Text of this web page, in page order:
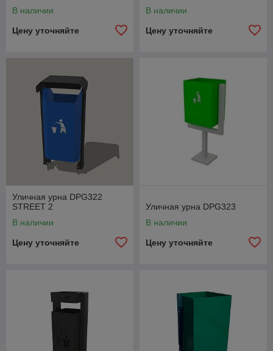
В наличии
Цену уточняйте
В наличии
Цену уточняйте
Уличная урна DPG322
STREET 2
В наличии
Цену уточняйте
Уличная урна DPG323
В наличии
Цену уточняйте